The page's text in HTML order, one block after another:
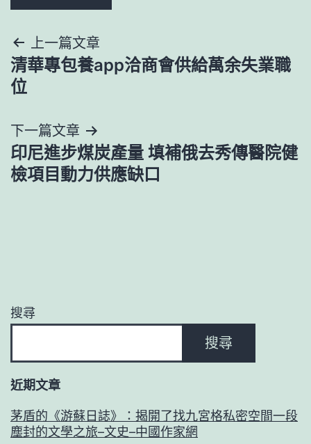
文
章
覽
上一篇文章
清華專包養app洽商會供給萬余失業職
位
下一篇文章
印尼進步煤炭產量 填補俄去秀傳醫院健
檢項目動力供應缺口
搜尋
搜尋
近期文章
茅盾的《游蘇日誌》：揭開了找九宮格私密空間一段
塵封的文學之旅–文史–中國作家網